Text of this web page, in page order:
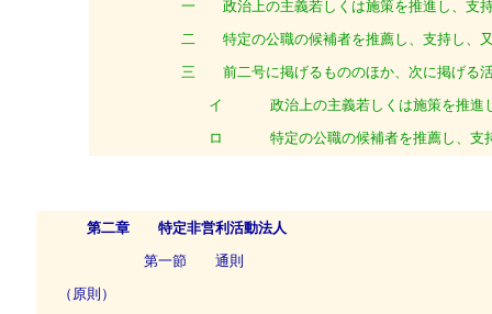
一
政治上の主義若しくは施策を推進し、支
二
特定の公職の候補者を推薦し、支持し、
三
前二号に掲げるもののほか、次に掲げる
イ
政治上の主義若しくは施策を推進
ロ
特定の公職の候補者を推薦し、支
第二章 特定非営利活動法人
第一節 通則
（原則）